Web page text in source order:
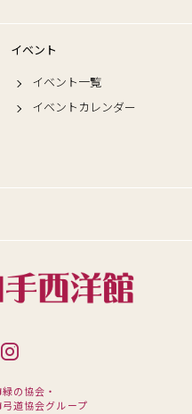
イベント
イベント一覧
イベントカレンダー
の協会・
道協会グループ